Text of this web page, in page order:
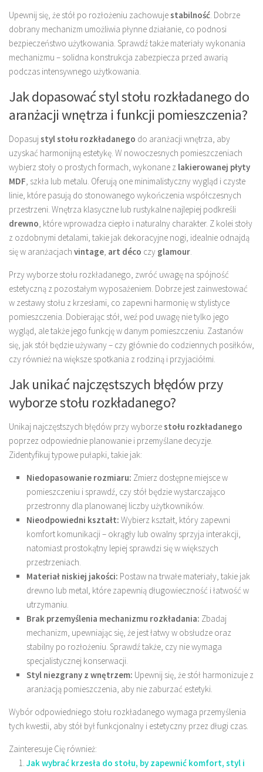
Upewnij się, że stół po rozłożeniu zachowujestabilność. Dobrze
dobrany mechanizm umożliwia płynne działanie, co podnosi
bezpieczeństwo użytkowania. Sprawdź także materiały wykonania
mechanizmu – solidna konstrukcja zabezpiecza przed awarią
podczas intensywnego użytkowania.
Jak dopasować styl stołu rozkładanego do
aranżacji wnętrza i funkcji pomieszczenia?
Dopasujstyl stołu rozkładanego do aranżacji wnętrza, aby
uzyskać harmonijną estetykę. W nowoczesnych pomieszczeniach
wybierz stoły o prostych formach, wykonane z lakierowanej płyty
MDF, szkła lub metalu. Oferują one minimalistyczny wygląd i czyste
linie, które pasują do stonowanego wykończenia współczesnych
przestrzeni. Wnętrza klasyczne lub rustykalne najlepiej podkreśli
drewno, które wprowadza ciepło i naturalny charakter. Z kolei stoły
z ozdobnymi detalami, takie jak dekoracyjne nogi, idealnie odnajdą
się w aranżacjach vintage, art déco czy glamour.
Przy wyborze stołu rozkładanego, zwróć uwagę na spójność
estetyczną z pozostałym wyposażeniem. Dobrze jest zainwestować
w zestawy stołu z krzesłami, co zapewni harmonię w stylistyce
pomieszczenia. Dobierając stół, weź pod uwagę nie tylko jego
wygląd, ale także jego funkcję w danym pomieszczeniu. Zastanów
się, jak stół będzie używany – czy głównie do codziennych posiłków,
czy również na większe spotkania z rodziną i przyjaciółmi.
Jak unikać najczęstszych błędów przy
wyborze stołu rozkładanego?
Unikaj najczęstszych błędów przy wyborzestołu rozkładanego
poprzez odpowiednie planowanie i przemyślane decyzje.
Zidentyfikuj typowe pułapki, takie jak:
Niedopasowanie rozmiaru: Zmierz dostępne miejsce w
pomieszczeniu i sprawdź, czy stół będzie wystarczająco
przestronny dla planowanej liczby użytkowników.
Nieodpowiedni kształt: Wybierz kształt, który zapewni
komfort komunikacji – okrągły lub owalny sprzyja interakcji,
natomiast prostokątny lepiej sprawdzi się w większych
przestrzeniach.
Materiał niskiej jakości: Postaw na trwałe materiały, takie jak
drewno lub metal, które zapewnią długowieczność i łatwość w
utrzymaniu.
Brak przemyślenia mechanizmu rozkładania: Zbadaj
mechanizm, upewniając się, że jest łatwy w obsłudze oraz
stabilny po rozłożeniu. Sprawdź także, czy nie wymaga
specjalistycznej konserwacji.
Styl niezgrany z wnętrzem: Upewnij się, że stół harmonizuje z
aranżacją pomieszczenia, aby nie zaburzać estetyki.
Wybór odpowiedniego stołu rozkładanego wymaga przemyślenia
tych kwestii, aby stół był funkcjonalny i estetyczny przez długi czas.
Zainteresuje Cię również:
Jak wybrać krzesła do stołu, by zapewnić komfort, styl i